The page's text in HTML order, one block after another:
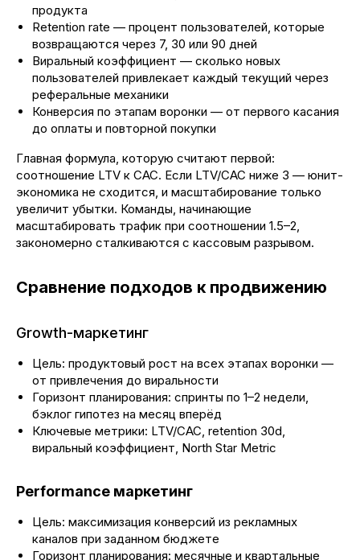
продукта
Retention rate — процент пользователей, которые
возвращаются через 7, 30 или 90 дней
Виральный коэффициент — сколько новых
пользователей привлекает каждый текущий через
реферальные механики
Конверсия по этапам воронки — от первого касания
до оплаты и повторной покупки
Главная формула, которую считают первой:
соотношение LTV к CAC. Если LTV/CAC ниже 3 — юнит-
экономика не сходится, и масштабирование только
увеличит убытки. Команды, начинающие
масштабировать трафик при соотношении 1.5–2,
закономерно сталкиваются с кассовым разрывом.
Сравнение подходов к продвижению
Growth-маркетинг
Цель: продуктовый рост на всех этапах воронки —
от привлечения до виральности
Горизонт планирования: спринты по 1–2 недели,
бэклог гипотез на месяц вперёд
Ключевые метрики: LTV/CAC, retention 30d,
виральный коэффициент, North Star Metric
Performance маркетинг
Цель: максимизация конверсий из рекламных
каналов при заданном бюджете
Горизонт планирования: месячные и квартальные